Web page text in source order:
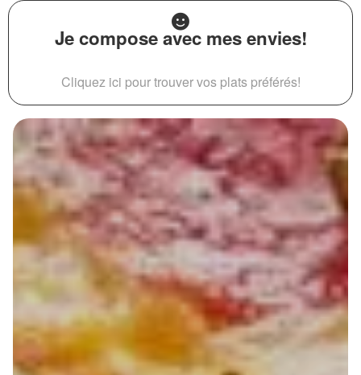
Je compose avec mes envies!
Cliquez ici pour trouver vos plats préférés!